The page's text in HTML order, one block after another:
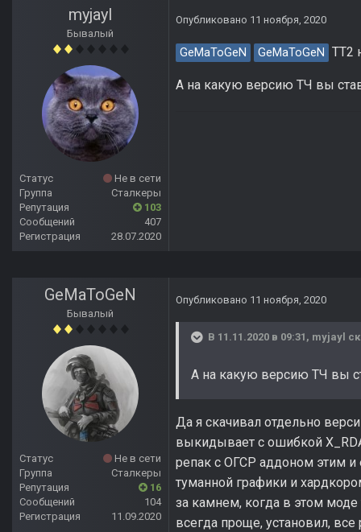
myjayl
Бывалый
Статус
Не в сети
Группа
Сталкеры
Репутация
103
Сообщений
407
Регистрация
28.07.2020
Опубликовано 11 ноября, 2020
GeMaToGeN GeMaToGeN ТТ2
А на какую версию ТЧ вы
GeMaToGeN
Бывалый
Статус
Не в сети
Группа
Сталкеры
Репутация
16
Сообщений
104
Регистрация
11.09.2020
Опубликовано 11 ноября, 2020
В 11.11.2020 в 09:31, myjayl
А на какую версию ТЧ вы
Да я скачивал отдельно
выкидывает с ошибкой
репак с ОГСР аддоном этим и
туманной графики и
за камнем, когда в этом моде
всегда проще, установил, все